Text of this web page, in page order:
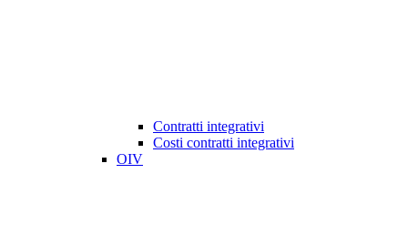
Contratti integrativi
Costi contratti integrativi
OIV